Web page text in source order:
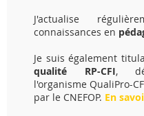
J'actualise
connaissances en
Je suis également
qualité RP-CFI,
l'organisme QualiPro-
par le CNEFOP. En